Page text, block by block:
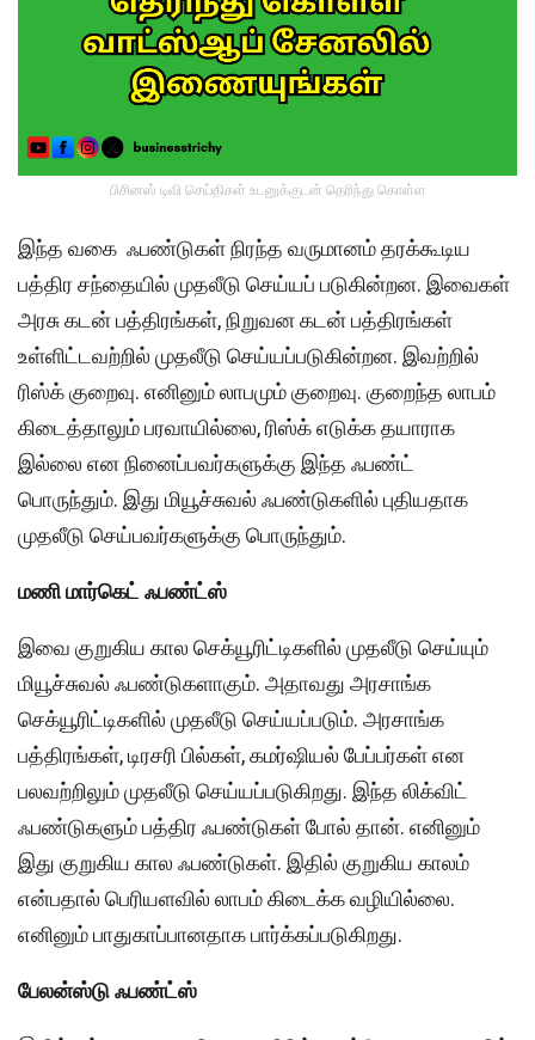
பிசினஸ் டிவி செய்திகள் உடனுக்குடன் தெரிந்து கொள்ள
இந்த வகை ஃபண்டுகள் நிரந்த வருமானம் தரக்கூடிய
பத்திர சந்தையில் முதலீடு செய்யப் படுகின்றன. இவைகள்
அரசு கடன் பத்திரங்கள், நிறுவன கடன் பத்திரங்கள்
உள்ளிட்டவற்றில் முதலீடு செய்யப்படுகின்றன. இவற்றில்
ரிஸ்க் குறைவு. எனினும் லாபமும் குறைவு. குறைந்த லாபம்
கிடைத்தாலும் பரவாயில்லை, ரிஸ்க் எடுக்க தயாராக
இல்லை என நினைப்பவர்களுக்கு இந்த ஃபண்ட்
பொருந்தும். இது மியூச்சுவல் ஃபண்டுகளில் புதியதாக
முதலீடு செய்பவர்களுக்கு பொருந்தும்.
மணி மார்கெட் ஃபண்ட்ஸ்
இவை குறுகிய கால செக்யூரிட்டிகளில் முதலீடு செய்யும்
மியூச்சுவல் ஃபண்டுகளாகும். அதாவது அரசாங்க
செக்யூரிட்டிகளில் முதலீடு செய்யப்படும். அரசாங்க
பத்திரங்கள், டிரசரி பில்கள், கமர்ஷியல் பேப்பர்கள் என
பலவற்றிலும் முதலீடு செய்யப்படுகிறது. இந்த லிக்விட்
ஃபண்டுகளும் பத்திர ஃபண்டுகள் போல் தான். எனினும்
இது குறுகிய கால ஃபண்டுகள். இதில் குறுகிய காலம்
என்பதால் பெரியளவில் லாபம் கிடைக்க வழியில்லை.
எனினும் பாதுகாப்பானதாக பார்க்கப்படுகிறது.
பேலன்ஸ்டு ஃபண்ட்ஸ்